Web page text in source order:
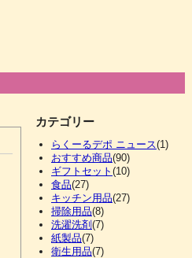
カテゴリー
らくーるデポ ニュース(1)
おすすめ商品(90)
ギフトセット (10)
食品(27)
キッチン用品(27)
掃除用品(8)
洗濯洗剤 (7)
紙製品(7)
衛生用品(7)